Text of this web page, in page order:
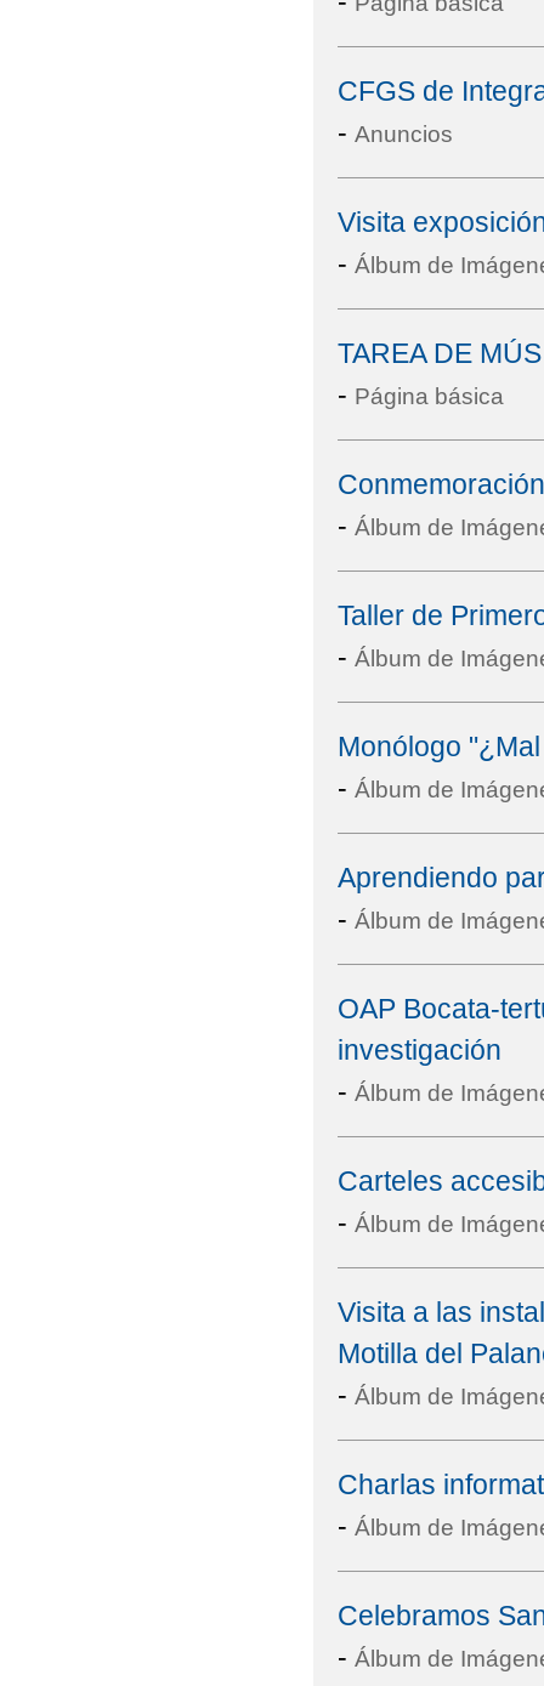
CFGS de
- Anuncios
Visita
- Álbum de
TAREA DE
- Página básica
- Álbum de
Taller de
- Álbum de
Monólogo
- Álbum de
Aprendiendo
- Álbum de
OAP Bocata-
investigación
- Álbum de
Carteles
- Álbum de
Visita a las
Motilla del
- Álbum de
Charlas
- Álbum de
Celebramos
- Álbum de